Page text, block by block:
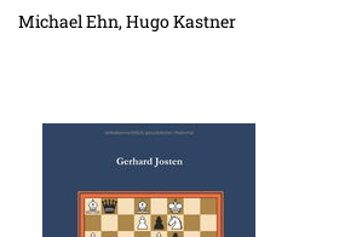
Michael Ehn, Hugo Kastner